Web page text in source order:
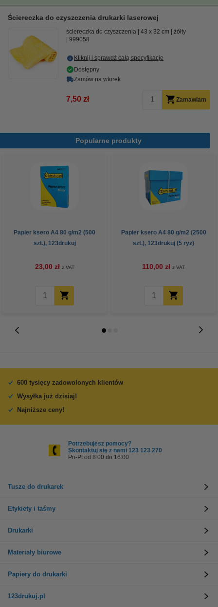
Ściereczka do czyszczenia drukarki laserowej
ściereczka do czyszczenia 43 x 32 cm
żółty
999058
Kliknij i sprawdź całą specyfikacje
Dostępny
Zamów na wtorek
7,50 zł Zamawiam
Popularne produkty
Papier ksero A4 80 g/m2 (500
szt.), 123drukuj
23,00 zł z VAT
Papier ksero A4 80 g/m2 (2500
szt.), 123drukuj (5 ryz)
110,00 zł z VAT
600 tysięcy zadowolonych klientów
Wysyłka już dzisiaj!
Najniższe ceny!
Potrzebujesz pomocy?
Skontaktuj się z nami 123 123 270
Pn-Pt od 8:00 do 16:00
Tusze do drukarek
Etykiety i taśmy
Drukarki
Materiały biurowe
Papiery do drukarki
123drukuj.pl